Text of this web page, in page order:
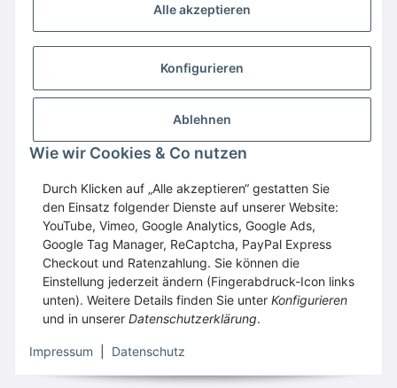
Alle akzeptieren
Konfigurieren
Ablehnen
Wie wir Cookies & Co nutzen
Durch Klicken auf „Alle akzeptieren“ gestatten Sie
den Einsatz folgender Dienste auf unserer Website:
YouTube, Vimeo, Google Analytics, Google Ads,
Google Tag Manager, ReCaptcha, PayPal Express
Checkout und Ratenzahlung. Sie können die
Einstellung jederzeit ändern (Fingerabdruck-Icon links
unten). Weitere Details finden Sie unter Konfigurieren
und in unserer Datenschutzerklärung.
Impressum Datenschutz
Wir empfehlenDomaintechnik.at:Hosting,
GESETZLICHE INFORMATIONEN
Vertrag widerrufen